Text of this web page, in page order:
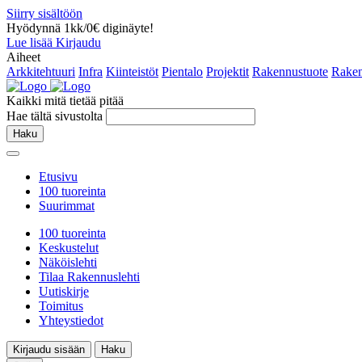
Siirry sisältöön
Hyödynnä 1kk/0€ diginäyte!
Lue lisää Kirjaudu
Aiheet
Arkkitehtuuri Infra Kiinteistöt Pientalo Projektit Rakennustuote
Kaikki mitä tietää pitää
Hae tältä sivustolta
Haku
Etusivu
100 tuoreinta
Suurimmat
100 tuoreinta
Keskustelut
Näköislehti
Tilaa Rakennuslehti
Uutiskirje
Toimitus
Yhteystiedot
Kirjaudu sisään
Haku